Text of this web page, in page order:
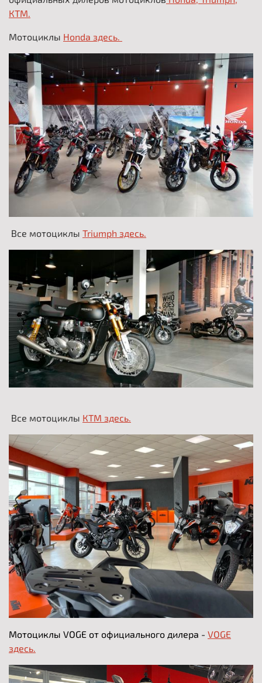
КТМ.
Мотоциклы Honda здесь.
Все мотоциклы Triumph здесь.
Все мотоциклы КТМ здесь.
Мотоциклы VOGE от официального дилера - VOGE
здесь.